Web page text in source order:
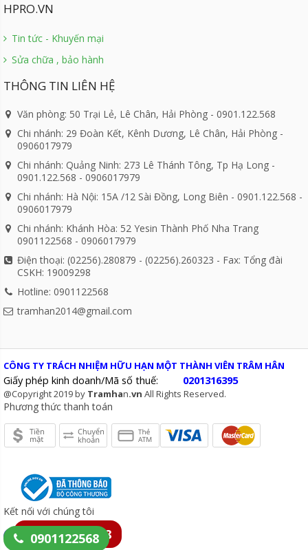
0901122568
HPRO.VN
Tin tức - Khuyến mại
Sửa chữa , bảo hành
THÔNG TIN LIÊN HỆ
Văn phòng: 50 Trại Lẻ, Lê Chân, Hải Phòng - 0901.122.568
Chi nhánh: 29 Đoàn Kết, Kênh Dương, Lê Chân, Hải Phòng -
0906017979
Chi nhánh: Quảng Ninh: 273 Lê Thánh Tông, Tp Hạ Long -
0901.122.568 - 0906017979
Chi nhánh: Hà Nội: 15A /12 Sài Đồng, Long Biên - 0901.122.568 -
0906017979
Chi nhánh: Khánh Hòa: 52 Yesin Thành Phố Nha Trang
0901122568 - 0906017979
Điện thoại: (02256).280879 - (02256).260323 - Fax: Tổng đài
CSKH: 19009298
Hotline: 0901122568
tramhan2014@gmail.com
CÔNG TY TRÁCH NHIỆM HỮU HẠN MỘT THÀNH VIÊN TRÂM HÂN
Giấy phép kinh doanh/Mã số thuế: 0201316395
@Copyright 2019 by Tramhan.vn All Rights Reserved.
Phương thức thanh toán
Kết nối với chúng tôi
0901122568